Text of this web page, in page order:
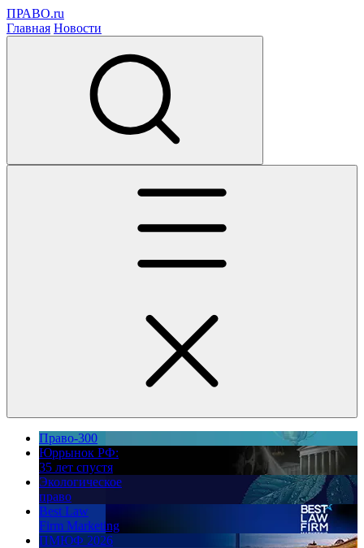
ПРАВО.ru
Главная Новости
Право-300
Юррынок РФ:
35 лет спустя
Экологическое
право
Best Law
Firm Marketing
ПМЮФ 2026